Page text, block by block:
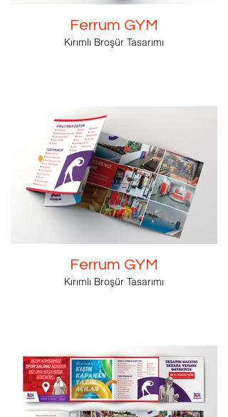
Ferrum GYM
Kırımlı Broşür Tasarımı
Ferrum GYM
Kırımlı Broşür Tasarımı